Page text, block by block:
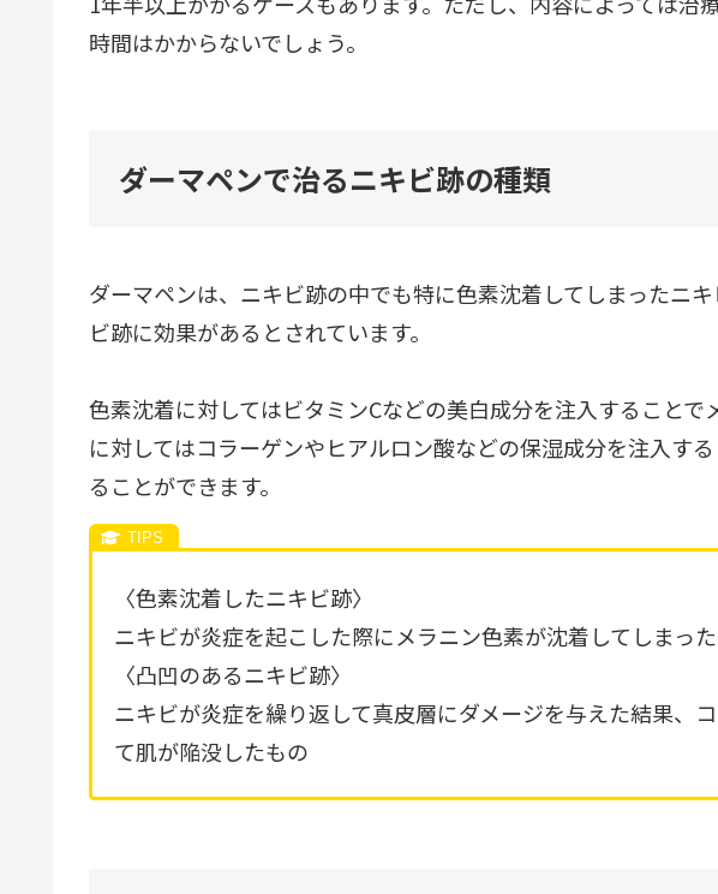
時間はかからないでしょう。
ダーマペンで治るニキビ跡の種類
ダーマペンは、ニキビ跡の中でも特に色素沈着してしまったニ
ビ跡に効果があるとされています。
色素沈着に対してはビタミンCなどの美白成分を注入することで
に対してはコラーゲンやヒアルロン酸などの保湿成分を注入す
ることができます。
〈色素沈着したニキビ跡〉
ニキビが炎症を起こした際にメラニン色素が沈着してしまっ
〈凸凹のあるニキビ跡〉
ニキビが炎症を繰り返して真皮層にダメージを与えた結果、
て肌が陥没したもの